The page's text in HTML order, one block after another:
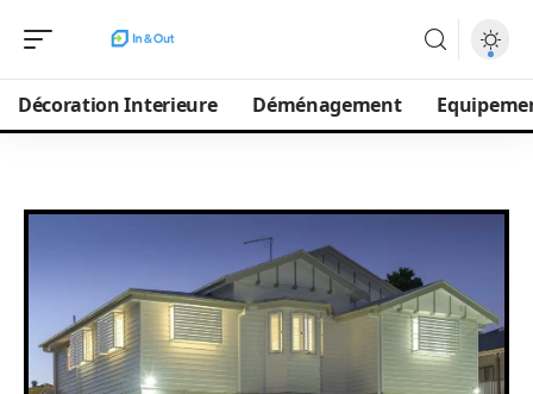
Décoration Interieure Déménagement